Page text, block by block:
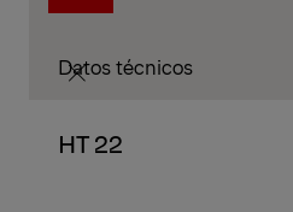
Datos técnicos
HT 22